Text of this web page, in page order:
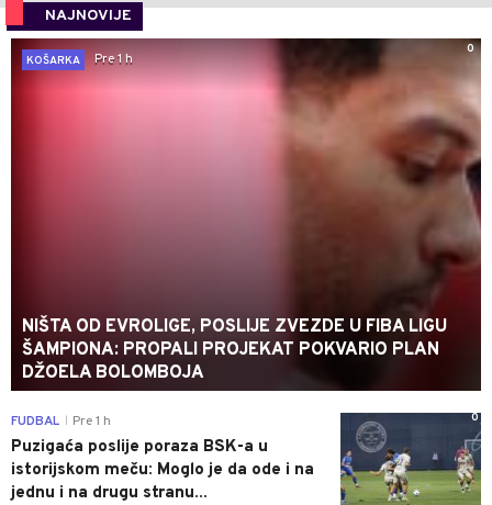
NAJNOVIJE
0
KOŠARKA
Pre 1 h
NIŠTA OD EVROLIGE, POSLIJE ZVEZDE U FIBA LIGU
ŠAMPIONA: PROPALI PROJEKAT POKVARIO PLAN
DŽOELA BOLOMBOJA
0
FUDBAL Pre 1 h
Puzigaća poslije poraza BSK-a u
istorijskom meču: Moglo je da ode i na
jednu i na drugu stranu...